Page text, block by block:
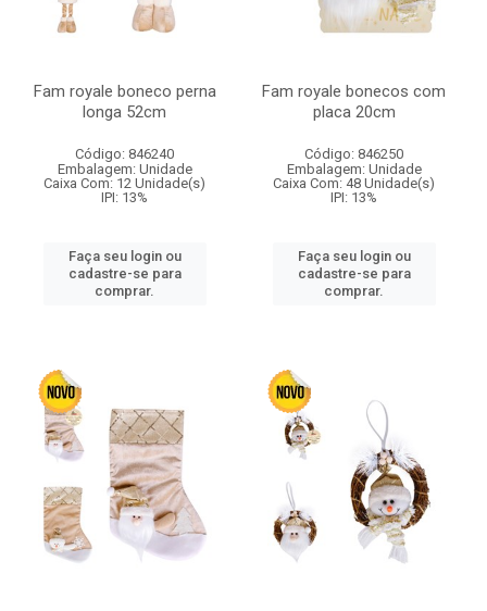
Fam royale boneco perna
longa 52cm
Código: 846240
Embalagem: Unidade
Caixa Com: 12 Unidade(s)
IPI: 13%
Faça seu login ou
cadastre-se para
comprar.
Fam royale bonecos com
placa 20cm
Código: 846250
Embalagem: Unidade
Caixa Com: 48 Unidade(s)
IPI: 13%
Faça seu login ou
cadastre-se para
comprar.